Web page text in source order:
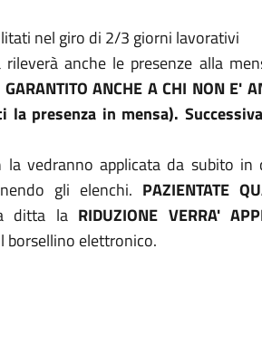
nel giro di 2/3 giorni lavorativi
anche le presenze alla
ANCHE A CHI NON E'
la presenza in mensa).
la vedranno applicata da subito in
gli elenchi. PAZIENTATE
ditta la RIDUZIONE VERRA'
borsellino elettronico.